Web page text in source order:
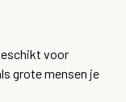
voor
grote mensen je